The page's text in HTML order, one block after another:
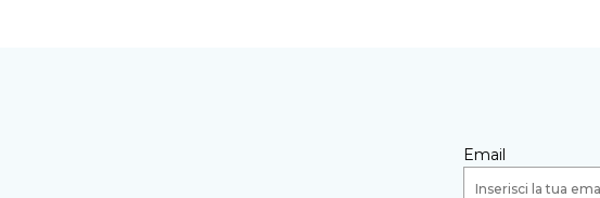
Email